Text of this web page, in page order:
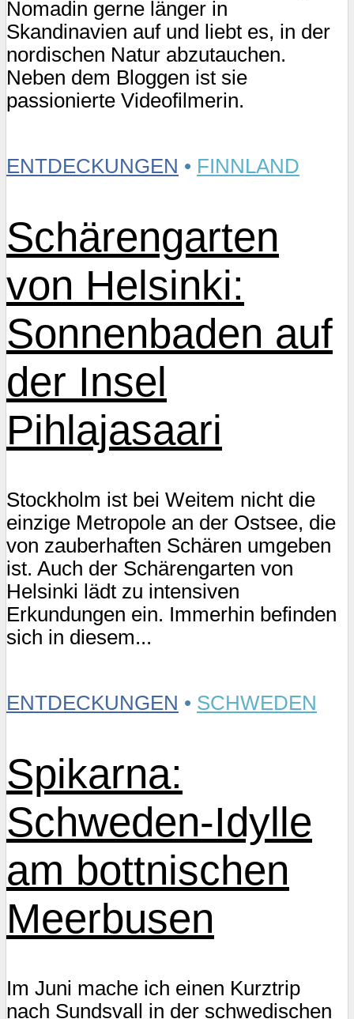
Nomadin gerne länger in
Skandinavien auf und liebt es, in der
nordischen Natur abzutauchen.
Neben dem Bloggen ist sie
passionierte Videofilmerin.
ENTDECKUNGEN • FINNLAND
Schärengarten
von Helsinki:
Sonnenbaden auf
der Insel
Pihlajasaari
Stockholm ist bei Weitem nicht die
einzige Metropole an der Ostsee, die
von zauberhaften Schären umgeben
ist. Auch der Schärengarten von
Helsinki lädt zu intensiven
Erkundungen ein. Immerhin befinden
sich in diesem...
ENTDECKUNGEN • SCHWEDEN
Spikarna:
Schweden-Idylle
am bottnischen
Meerbusen
Im Juni mache ich einen Kurztrip
nach Sundsvall in der schwedischen